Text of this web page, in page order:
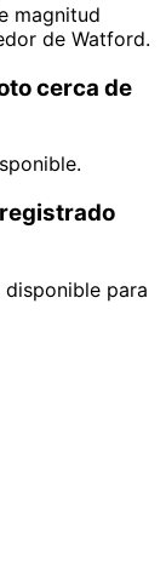
magnitud
de Watford.
cerca de
para